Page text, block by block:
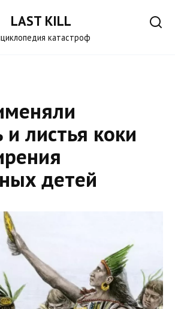
LAST KILL
катастроф
и листья коки
детей